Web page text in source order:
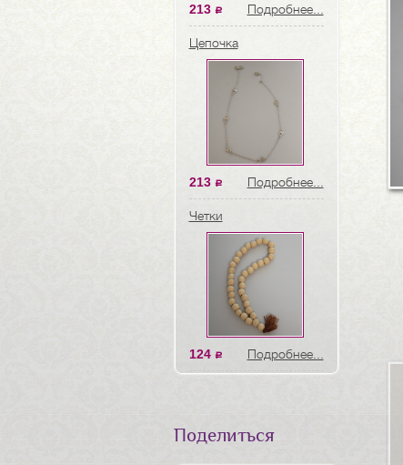
213 a Подробнее...
Цепочка
213 a Подробнее...
Четки
124 a Подробнее...
Поделиться